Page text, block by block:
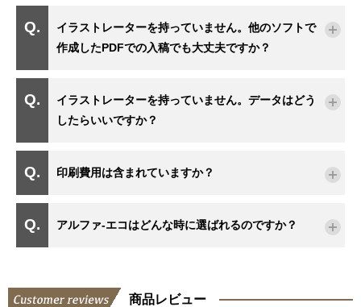
イラストレーターを持っていません。他のソフトで
作成したPDFでの入稿でも大丈夫ですか？
イラストレーターを持っていません。データはどう
したらいいですか？
印刷費用は含まれていますか？
アルファ-エコはどんな時に選ばれるのですか？
商品レビュー